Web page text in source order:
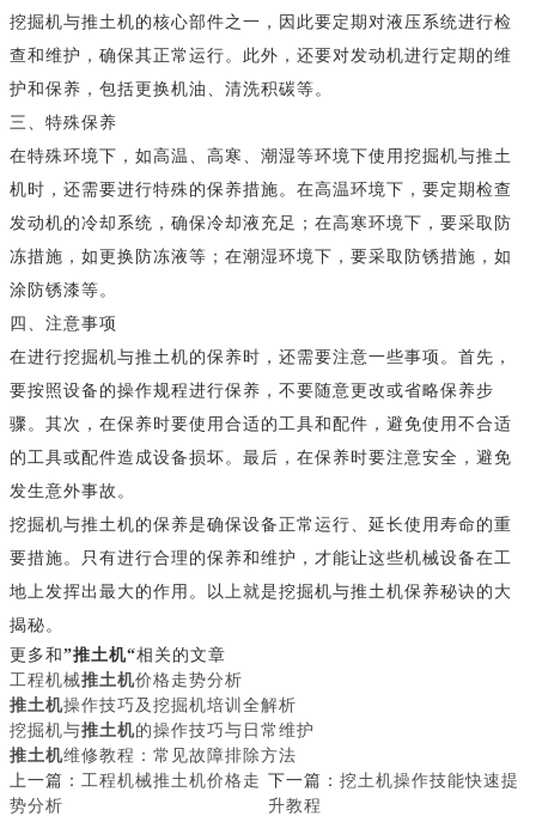
挖掘机与推土机的核心部件之一，因此要定期对液压系统进行检
查和维护，确保其正常运行。此外，还要对发动机进行定期的维
护和保养，包括更换机油、清洗积碳等。
三、特殊保养
在特殊环境下，如高温、高寒、潮湿等环境下使用挖掘机与推土
机时，还需要进行特殊的保养措施。在高温环境下，要定期检查
发动机的冷却系统，确保冷却液充足；在高寒环境下，要采取防
冻措施，如更换防冻液等；在潮湿环境下，要采取防锈措施，如
涂防锈漆等。
四、注意事项
在进行挖掘机与推土机的保养时，还需要注意一些事项。首先，
要按照设备的操作规程进行保养，不要随意更改或省略保养步
骤。其次，在保养时要使用合适的工具和配件，避免使用不合适
的工具或配件造成设备损坏。最后，在保养时要注意安全，避免
发生意外事故。
挖掘机与推土机的保养是确保设备正常运行、延长使用寿命的重
要措施。只有进行合理的保养和维护，才能让这些机械设备在工
地上发挥出最大的作用。以上就是挖掘机与推土机保养秘诀的大
揭秘。
更多和 ”推土机“相关的文章
工程机械推土机价格走势分析
推土机操作技巧及挖掘机培训全解析
挖掘机与推土机的操作技巧与日常维护
推土机维修教程：常见故障排除方法
上一篇： 工程机械推土机价格走
势分析
下一篇： 挖土机操作技能快速提
升教程